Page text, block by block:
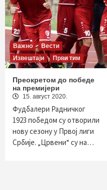
Важно
Вести
Извештаји
Први тим
Преокретом до победе
на премијери
15. август 2020.
Фудбалери Радничког
1923 победом су отворили
нову сезону у Првој лиги
Србије. „Црвени“ су на…